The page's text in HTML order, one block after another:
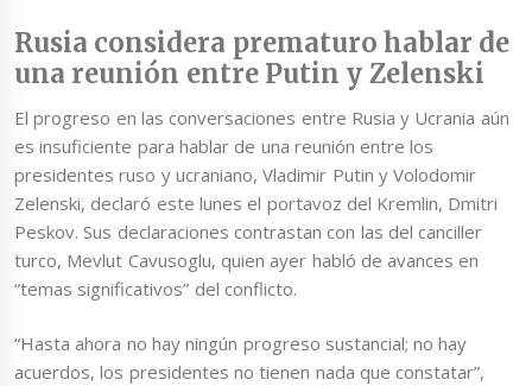
Rusia considera prematuro hablar de
una reunión entre Putin y Zelenski
El progreso en las conversaciones entre Rusia y Ucrania aún
es insuficiente para hablar de una reunión entre los
presidentes ruso y ucraniano, Vladimir Putin y Volodomir
Zelenski, declaró este lunes el portavoz del Kremlin, Dmitri
Peskov. Sus declaraciones contrastan con las del canciller
turco, Mevlut Cavusoglu, quien ayer habló de avances en
“temas significativos” del conflicto.
“Hasta ahora no hay ningún progreso sustancial; no hay
acuerdos, los presidentes no tienen nada que constatar”,